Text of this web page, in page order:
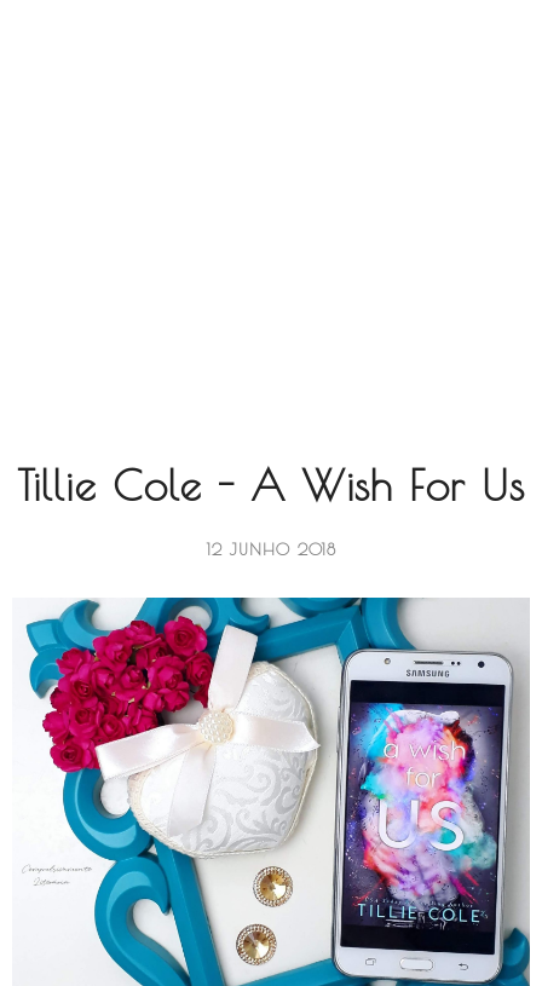
Tillie Cole - A Wish For Us
12 JUNHO 2018